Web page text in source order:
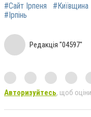
#Сайт Ірпеня #Київщина
#Ірпінь
Редакція "04597"
Авторизуйтесь, щоб